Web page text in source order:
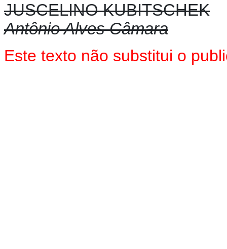
JUSCELINO KUBITSCHEK
Antônio Alves Câmara
Este texto não substitui o